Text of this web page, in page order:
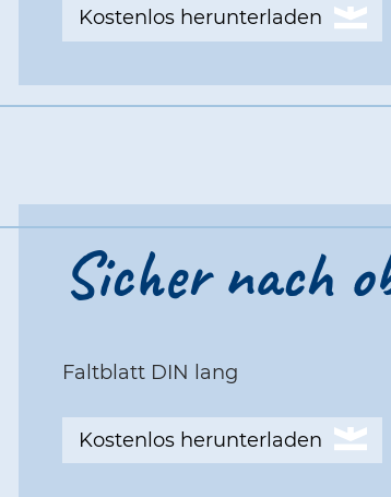
Kostenlos herunterladen
Sicher nach
Faltblatt DIN lang
Kostenlos herunterladen